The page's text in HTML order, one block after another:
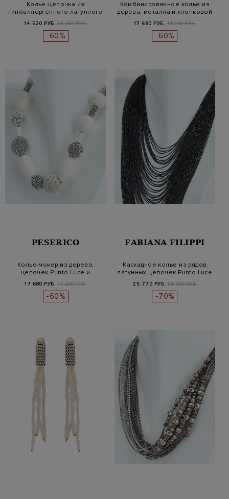
Колье-цепочка из
гипоаллергенного латунного
сплава
14 520 РУБ. 36 300 РУБ.
-60%
Комбинированное колье из
дерева, металла и хлопковой
п…
17 680 РУБ. 44 200 РУБ.
-60%
PESERICO
Колье-чокер из дерева,
цепочек Punto Luce и
хлопковой…
17 680 РУБ. 44 200 РУБ.
-60%
FABIANA FILIPPI
Каскадное колье из рядов
латунных цепочек Punto Luce
25 770 РУБ. 85 900 РУБ.
-70%